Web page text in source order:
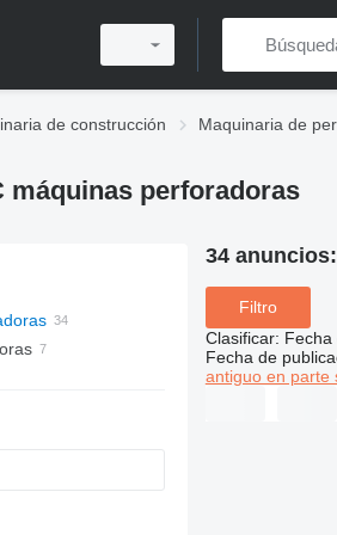
de construcción Maquinaria de
máquinas perforadoras
34 anuncios:
Filtro
Clasificar: Fecha
Fecha de
antiguo en parte